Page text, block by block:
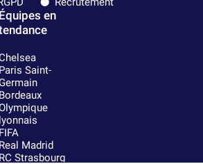
Équipes en
Paris Saint-
Bordeaux
lyonnais
FIFA
Real Madrid
RC Strasbourg